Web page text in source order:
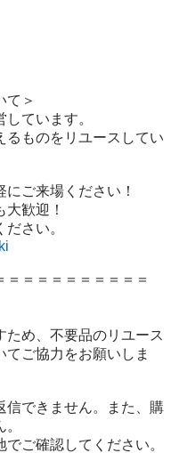
て＞
ています。
るものをリユースしてい
ご来場ください！
歓迎！
＝＝＝＝＝＝＝＝＝＝
ため、不要品のリユース
ご協力をお願いしま
信できません。また、購
ご確認してください。